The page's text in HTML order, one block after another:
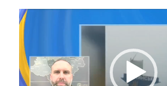
Видеоплеер